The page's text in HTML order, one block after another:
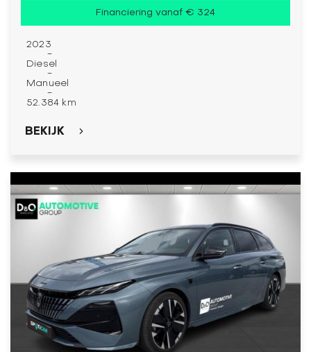
Financiering vanaf € 324
2023
-
Diesel
-
Manueel
-
52.384 km
BEKIJK